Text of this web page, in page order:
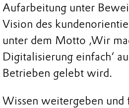
Aufarbeitung unter
Vision des
unter dem Motto ‚Wir
Digitalisierung einfach‘
Betrieben gelebt wird.
Wissen weitergeben und